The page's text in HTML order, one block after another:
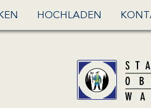
HOCHLADEN